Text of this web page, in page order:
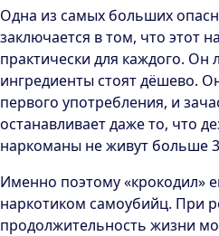
Одна из самых больших
заключается в том, что этот
практически для каждого. Он
ингредиенты стоят дёшево.
первого употребления, и
останавливает даже то, что
наркоманы не живут больше
Именно поэтому «крокодил»
наркотиком самоубийц. При
продолжительность жизни